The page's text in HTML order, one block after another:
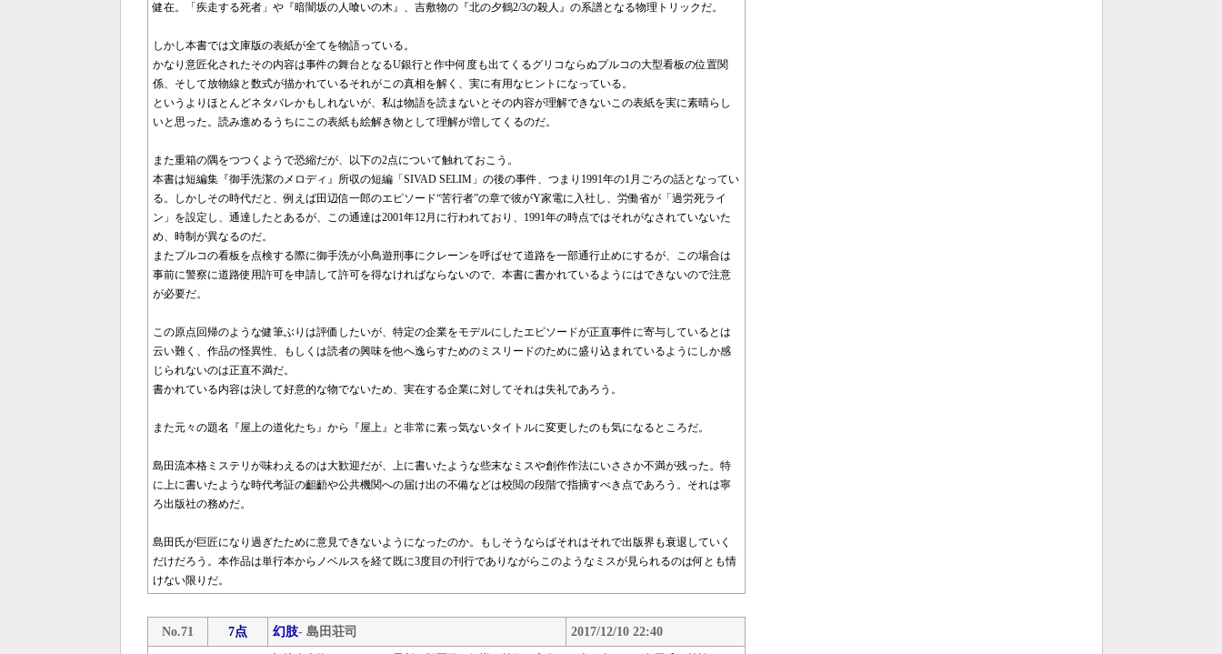
健在。「疾走する死者」や『暗闇坂の人喰いの木』、吉敷物の『北の夕鶴2/3の殺人』の系譜となる物理トリックだ。
しかし本書では文庫版の表紙が全てを物語っている。
かなり意匠化されたその内容は事件の舞台となるU銀行と作中何度も出てくるグリコならぬプルコの大型看板の位置関
係、そして放物線と数式が描かれているそれがこの真相を解く、実に有用なヒントになっている。
というよりほとんどネタバレかもしれないが、私は物語を読まないとその内容が理解できないこの表紙を実に素晴らし
いと思った。読み進めるうちにこの表紙も絵解き物として理解が増してくるのだ。
また重箱の隅をつつくようで恐縮だが、以下の2点について触れておこう。
本書は短編集『御手洗潔のメロディ』所収の短編「SIVAD SELIM」の後の事件、つまり1991年の1月ごろの話となってい
る。しかしその時代だと、例えば田辺信一郎のエピソード“苦行者”の章で彼がY家電に入社し、労働省が「過労死ライ
ン」を設定し、通達したとあるが、この通達は2001年12月に行われており、1991年の時点ではそれがなされていないた
め、時制が異なるのだ。
またプルコの看板を点検する際に御手洗が小鳥遊刑事にクレーンを呼ばせて道路を一部通行止めにするが、この場合は
事前に警察に道路使用許可を申請して許可を得なければならないので、本書に書かれているようにはできないので注意
が必要だ。
この原点回帰のような健筆ぶりは評価したいが、特定の企業をモデルにしたエピソードが正直事件に寄与しているとは
云い難く、作品の怪異性、もしくは読者の興味を他へ逸らすためのミスリードのために盛り込まれているようにしか感
じられないのは正直不満だ。
書かれている内容は決して好意的な物でないため、実在する企業に対してそれは失礼であろう。
また元々の題名『屋上の道化たち』から『屋上』と非常に素っ気ないタイトルに変更したのも気になるところだ。
島田流本格ミステリが味わえるのは大歓迎だが、上に書いたような些末なミスや創作作法にいささか不満が残った。特
に上に書いたような時代考証の齟齬や公共機関への届け出の不備などは校閲の段階で指摘すべき点であろう。それは寧
ろ出版社の務めだ。
島田氏が巨匠になり過ぎたために意見できないようになったのか。もしそうならばそれはそれで出版界も衰退していく
だけだろう。本作品は単行本からノベルスを経て既に3度目の刊行でありながらこのようなミスが見られるのは何とも情
けない限りだ。
No.71 7点 幻肢- 島田荘司 2017/12/10 22:40